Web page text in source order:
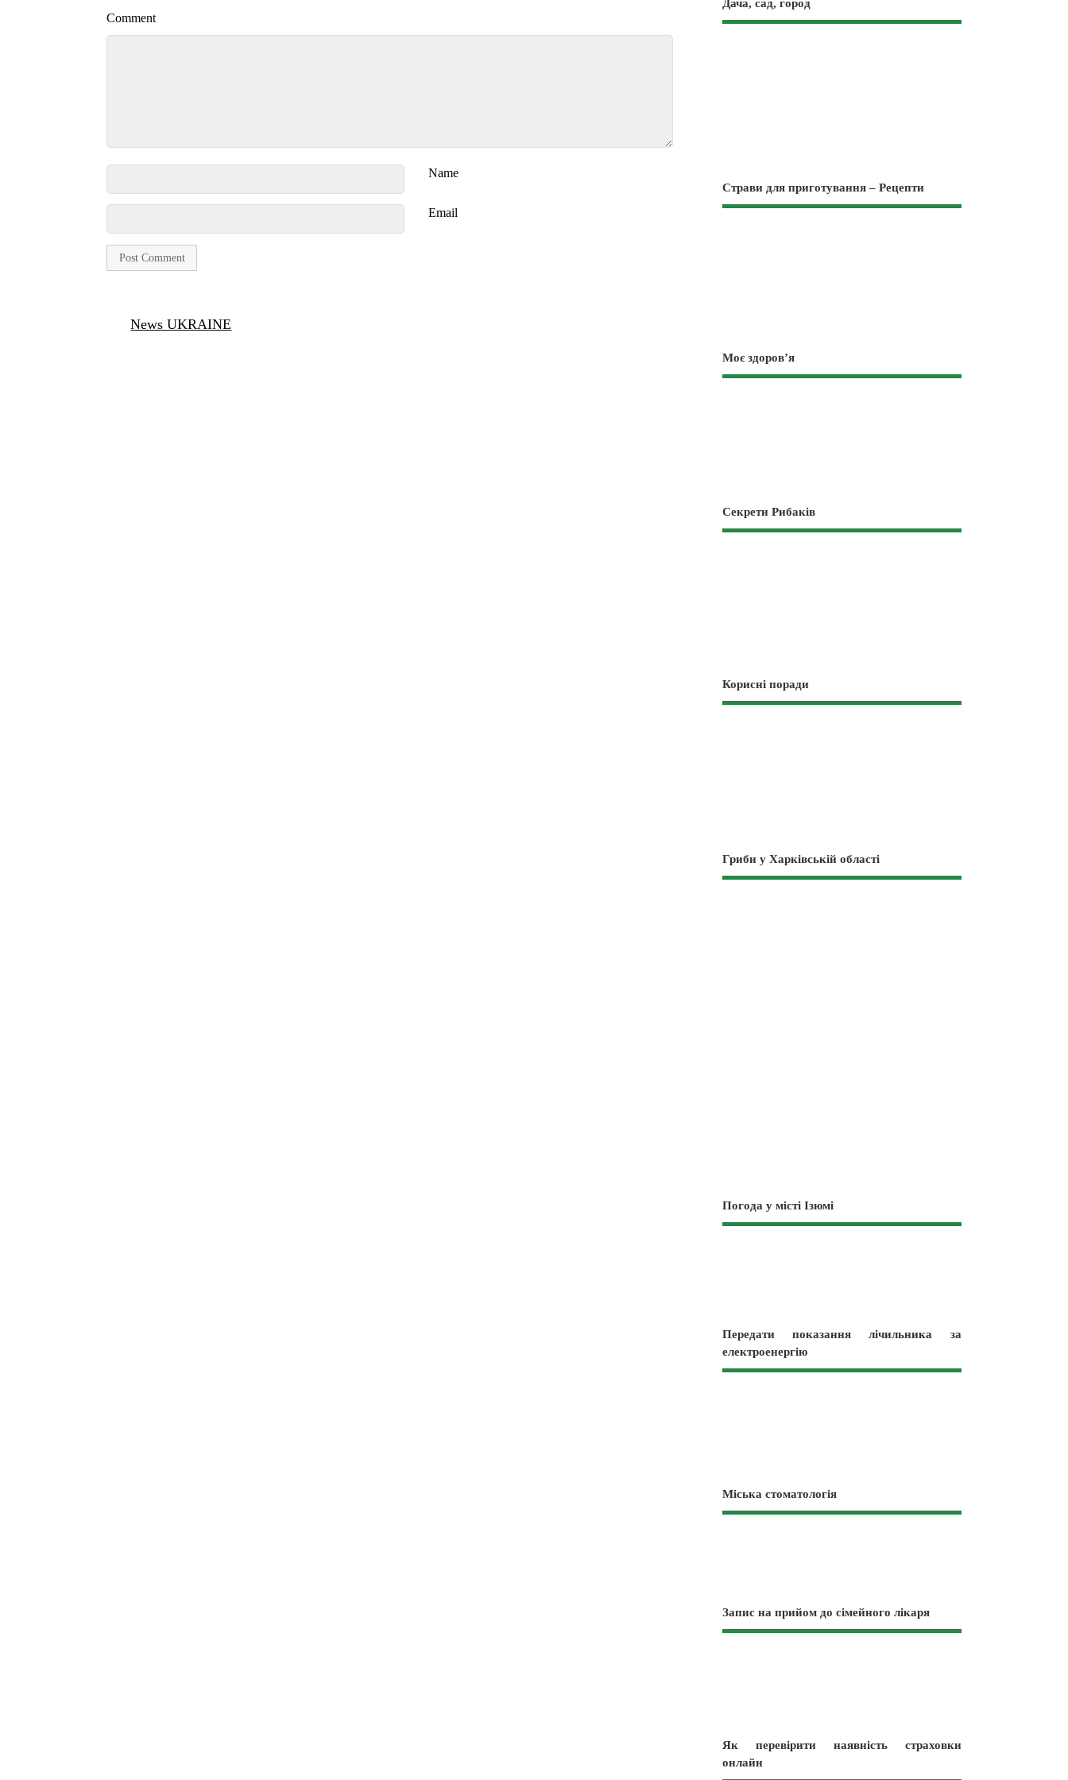
Comment
Name
Email
News UKRAINE
Дача, сад, город
Страви для приготування – Рецепти
Моє здоров’я
Секрети Рибаків
Корисні поради
Гриби у Харківській області
Погода у місті Ізюмі
Передати показання лічильника за
електроенергію
Міська стоматологія
Запис на прийом до сімейного лікаря
Як перевірити наявність страховки
онлайн